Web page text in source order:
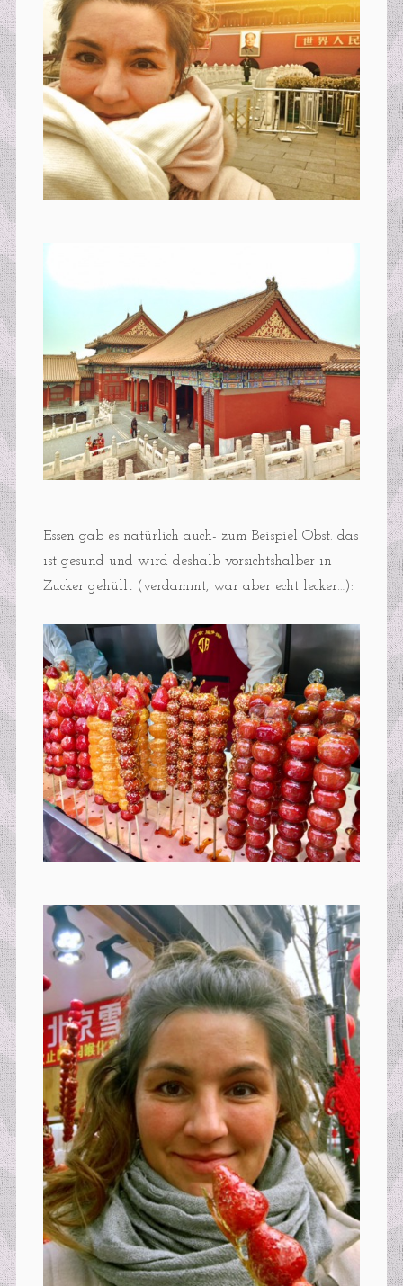
Essen gab es natürlich auch- zum Beispiel Obst. das
ist gesund und wird deshalb vorsichtshalber in
Zucker gehüllt (verdammt, war aber echt lecker…):